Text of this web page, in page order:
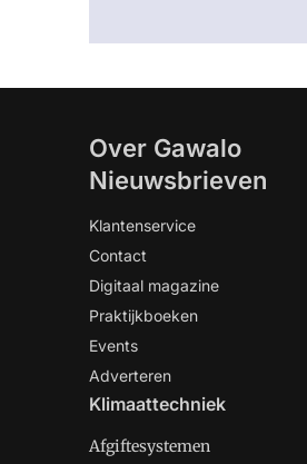
Over Gawalo
Nieuwsbrieven
Klantenservice
Contact
Digitaal magazine
Praktijkboeken
Events
Adverteren
Klimaattechniek
Afgiftesystemen